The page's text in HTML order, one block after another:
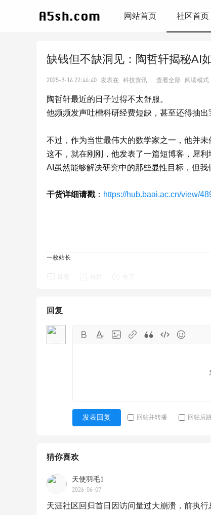
网站首页 社区首页
缺钱但不缺洞见：陶哲轩揭秘AI
2025-9-16 22:46:40 发表在 科技资讯 查看全部 阅读模式
陶哲轩最近的日子过得不太舒服。
他频频发声吐槽科研经费短缺，甚至还得抽出
不过，作为当世最伟大的数学家之一，他并未
这不，就在刚刚，他发表了一篇短博客，犀
AI虽然能够解决研究中的那些显性目标，但我
干货详细请戳： https://hub.baai.ac.cn/view/
一枚站长
回复
发表回复 回帖并转播 回帖后
猜你喜欢
天使羽毛1
2026-06-07
天涯社区回归首日因访问量过大崩溃，前执行